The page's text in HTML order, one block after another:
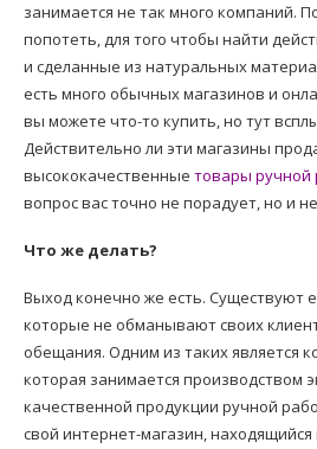
занимается не так много компаний.
попотеть, для того чтобы найти
и сделанные из натуральных
есть много обычных магазинов и
вы можете что-то купить, но тут
Действительно ли эти магазины
высококачественные товары ручной
вопрос вас точно не порадует, но и
Что же делать?
Выход конечно же есть. Существуют
которые не обманывают своих
обещания. Одним из таких является
которая занимается производством
качественной продукции ручной
свой интернет-магазин, находящийся